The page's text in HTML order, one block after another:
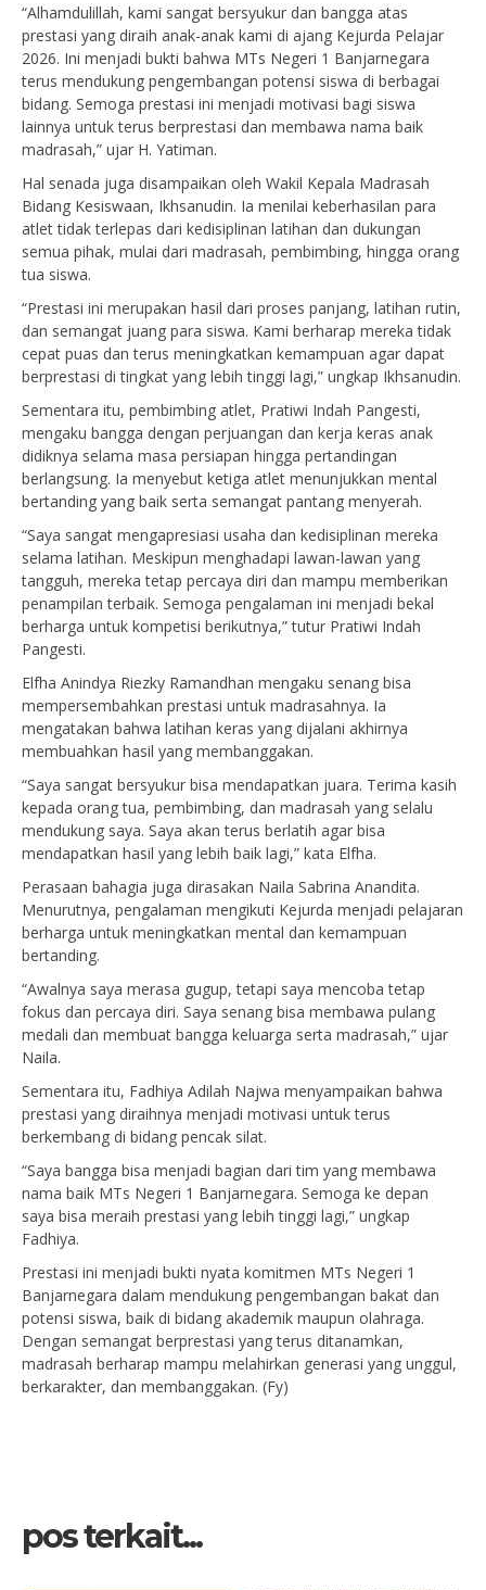
“Alhamdulillah, kami sangat bersyukur dan bangga atas
prestasi yang diraih anak-anak kami di ajang Kejurda Pelajar
2026. Ini menjadi bukti bahwa MTs Negeri 1 Banjarnegara
terus mendukung pengembangan potensi siswa di berbagai
bidang. Semoga prestasi ini menjadi motivasi bagi siswa
lainnya untuk terus berprestasi dan membawa nama baik
madrasah,” ujar H. Yatiman.
Hal senada juga disampaikan oleh Wakil Kepala Madrasah
Bidang Kesiswaan, Ikhsanudin. Ia menilai keberhasilan para
atlet tidak terlepas dari kedisiplinan latihan dan dukungan
semua pihak, mulai dari madrasah, pembimbing, hingga orang
tua siswa.
“Prestasi ini merupakan hasil dari proses panjang, latihan rutin,
dan semangat juang para siswa. Kami berharap mereka tidak
cepat puas dan terus meningkatkan kemampuan agar dapat
berprestasi di tingkat yang lebih tinggi lagi,” ungkap Ikhsanudin.
Sementara itu, pembimbing atlet, Pratiwi Indah Pangesti,
mengaku bangga dengan perjuangan dan kerja keras anak
didiknya selama masa persiapan hingga pertandingan
berlangsung. Ia menyebut ketiga atlet menunjukkan mental
bertanding yang baik serta semangat pantang menyerah.
“Saya sangat mengapresiasi usaha dan kedisiplinan mereka
selama latihan. Meskipun menghadapi lawan-lawan yang
tangguh, mereka tetap percaya diri dan mampu memberikan
penampilan terbaik. Semoga pengalaman ini menjadi bekal
berharga untuk kompetisi berikutnya,” tutur Pratiwi Indah
Pangesti.
Elfha Anindya Riezky Ramandhan mengaku senang bisa
mempersembahkan prestasi untuk madrasahnya. Ia
mengatakan bahwa latihan keras yang dijalani akhirnya
membuahkan hasil yang membanggakan.
“Saya sangat bersyukur bisa mendapatkan juara. Terima kasih
kepada orang tua, pembimbing, dan madrasah yang selalu
mendukung saya. Saya akan terus berlatih agar bisa
mendapatkan hasil yang lebih baik lagi,” kata Elfha.
Perasaan bahagia juga dirasakan Naila Sabrina Anandita.
Menurutnya, pengalaman mengikuti Kejurda menjadi pelajaran
berharga untuk meningkatkan mental dan kemampuan
bertanding.
“Awalnya saya merasa gugup, tetapi saya mencoba tetap
fokus dan percaya diri. Saya senang bisa membawa pulang
medali dan membuat bangga keluarga serta madrasah,” ujar
Naila.
Sementara itu, Fadhiya Adilah Najwa menyampaikan bahwa
prestasi yang diraihnya menjadi motivasi untuk terus
berkembang di bidang pencak silat.
“Saya bangga bisa menjadi bagian dari tim yang membawa
nama baik MTs Negeri 1 Banjarnegara. Semoga ke depan
saya bisa meraih prestasi yang lebih tinggi lagi,” ungkap
Fadhiya.
Prestasi ini menjadi bukti nyata komitmen MTs Negeri 1
Banjarnegara dalam mendukung pengembangan bakat dan
potensi siswa, baik di bidang akademik maupun olahraga.
Dengan semangat berprestasi yang terus ditanamkan,
madrasah berharap mampu melahirkan generasi yang unggul,
berkarakter, dan membanggakan. (Fy)
pos terkait...